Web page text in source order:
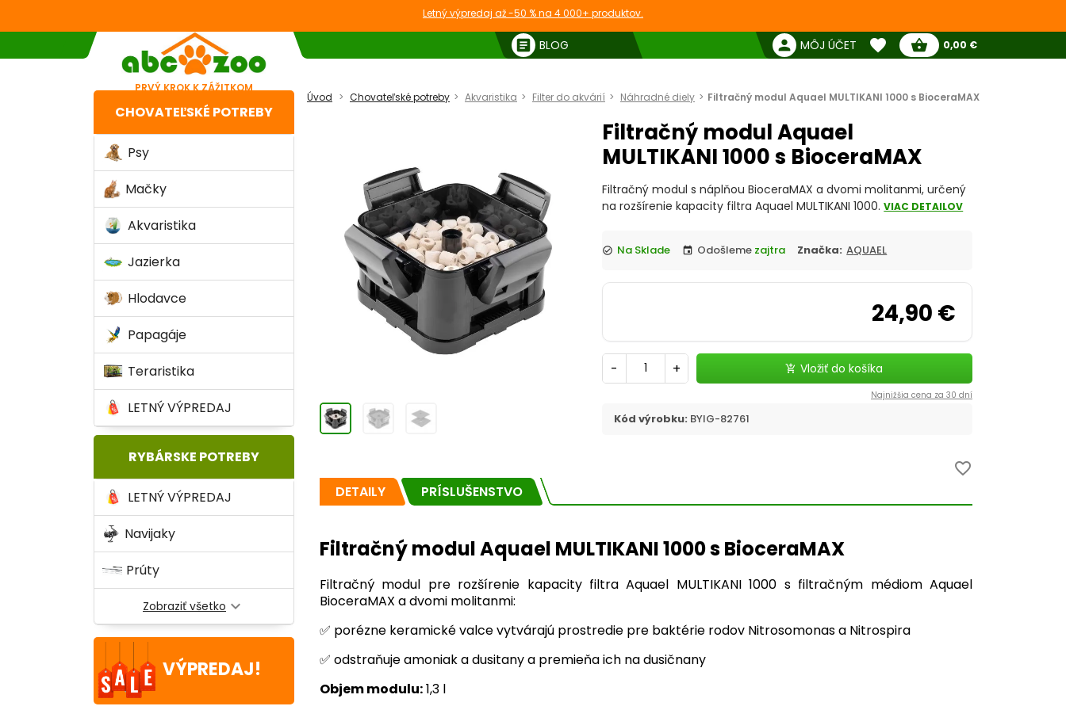
Letný výpredaj až -50 % na 4 000+ produktov.
PRVÝ KROK K ZÁŽITKOM
article BLOG person MÔJ ÚČET favorite
Obľúbené produkty
shopping_basket
Pokladňa
0,00 €
CHOVATEĽSKÉ POTREBY
Psy
Mačky
Akvaristika
Jazierka
Hlodavce
Papagáje
Teraristika
LETNÝ VÝPREDAJ
RYBÁRSKE POTREBY
LETNÝ VÝPREDAJ
Navijaky
Prúty
Zobraziť všetko expand_more
VÝPREDAJ!
Úvod Chovateľské potreby Akvaristika Filter do akvárií Náhradné diely Filtračný modul Aquael MULTIKANI 1000 s BioceraMAX
Filtračný modul Aquael
MULTIKANI 1000 s BioceraMAX
Filtračný modul s náplňou BioceraMAX a dvomi molitanmi, určený
na rozšírenie kapacity filtra Aquael MULTIKANI 1000.VIAC DETAILOV
check_circle Na Sklade event Odošleme zajtra Značka: AQUAEL
24,90 €
- + add_shopping_cart Vložiť do košíka
Najnižšia cena za 30 dní
Kód výrobku: BYIG-82761
favorite_border
DETAILY PRÍSLUŠENSTVO
Filtračný modul Aquael MULTIKANI 1000 s BioceraMAX
Filtračný modul pre rozšírenie kapacity filtra Aquael MULTIKANI 1000 s filtračným médiom Aquael
BioceraMAX a dvomi molitanmi:
✅ porézne keramické valce vytvárajú prostredie pre baktérie rodov Nitrosomonas a Nitrospira
✅ odstraňuje amoniak a dusitany a premieňa ich na dusičnany
Objem modulu:1,3 l